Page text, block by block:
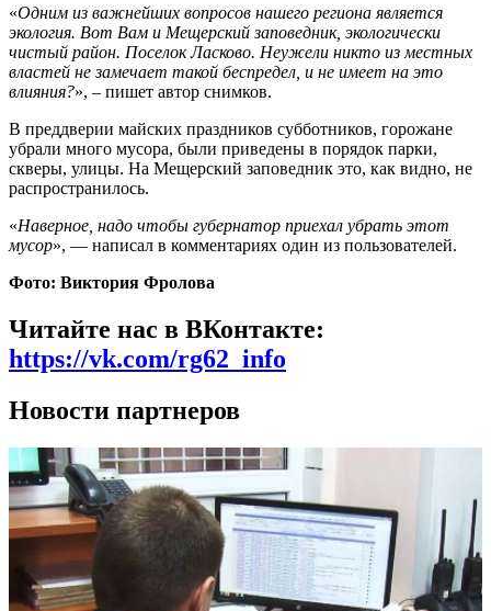
«Одним из важнейших вопросов нашего региона является
экология. Вот Вам и Мещерский заповедник, экологически
чистый район. Поселок Ласково. Неужели никто из местных
властей не замечает такой беспредел, и не имеет на это
влияния?», – пишет автор снимков.
В преддверии майских праздников субботников, горожане
убрали много мусора, были приведены в порядок парки,
скверы, улицы. На Мещерский заповедник это, как видно, не
распространилось.
«Наверное, надо чтобы губернатор приехал убрать этот
мусор», — написал в комментариях один из пользователей.
Фото: Виктория Фролова
Читайте нас в ВКонтакте:
https://vk.com/rg62_info
Новости партнеров